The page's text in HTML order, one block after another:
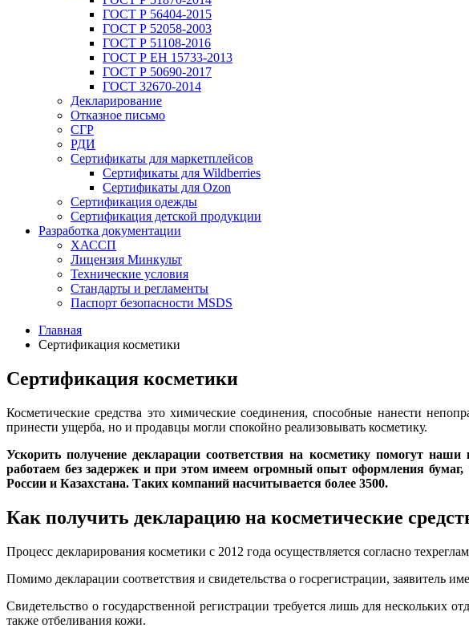
ГОСТ Р 56404-2015
ГОСТ Р 52058-2003
ГОСТ Р 51108-2016
ГОСТ Р ЕН 15733-2013
ГОСТ Р 50690-2017
ГОСТ 32670-2014
Декларирование
Отказное письмо
СГР
РДИ
Сертификаты для маркетплейсов
Сертификаты для Wildberries
Сертификаты для Ozon
Сертификация одежды
Сертификация детской продукции
Разработка документации
ХАССП
Лицензия Минкульт
Технические условия
Стандарты и регламенты
Паспорт безопасности MSDS
Главная
Сертификация косметики
Сертификация косметики
Косметические средства это химические соединения, способные нанести
принести ущерба, но и продавцы могли спокойно реализовывать косметику.
Ускорить получение декларации соответствия на косметику помогут
работаем без задержек и при этом имеем огромный опыт оформления
России и Казахстана. Таких компаний насчитывается более 3500.
Как получить декларацию на косметические
Процесс декларирования косметики с 2012 года осуществляется согласно
Помимо декларации соответствия и свидетельства о госрегистрации, заявитель
Свидетельство о государственной регистрации требуется лишь для нескольких
также отбеливания кожи.